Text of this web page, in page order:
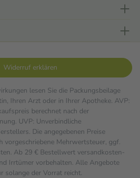
Widerruf erklären
lesen Sie die Packungsbeilage
Ihren Arzt oder in Ihrer Apotheke. AVP:
berechnet nach der
UVP: Unverbindliche
Die angegebenen Preise
vorgeschriebene Mehrwertsteuer, ggf.
Ab 29 € Bestell­wert versand­kosten­
Irrtümer vorbehalten. Alle Angebote
solange der Vorrat reicht.